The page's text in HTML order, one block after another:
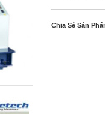
Chia Sẻ Sản